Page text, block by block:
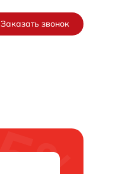
Заказать звонок